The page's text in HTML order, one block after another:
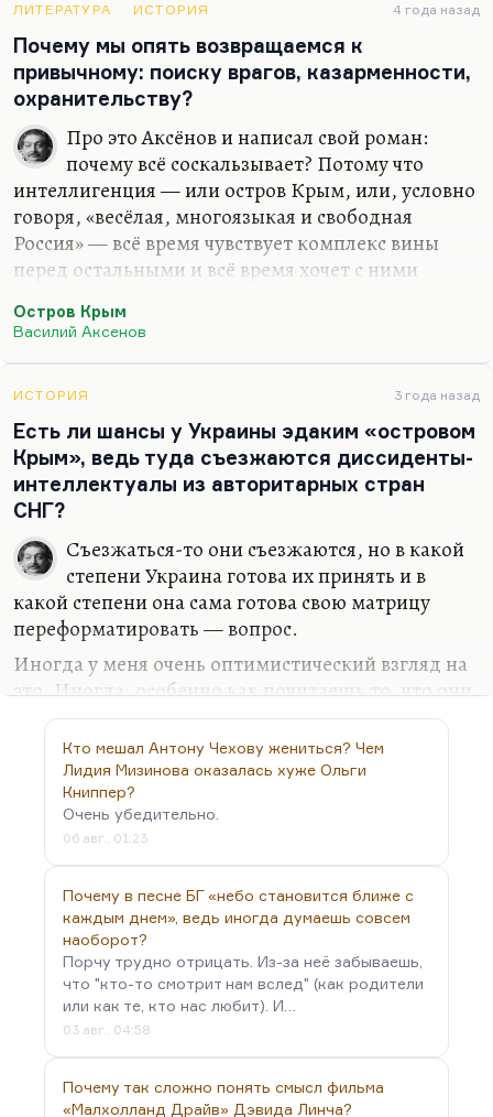
блаженное разворачивание за спиной крыльев. У
него была такая манера, такая попытка. Если,
скажем, мир американской готики погружён во
зло и в триллер, то мир Аксёнова погружён в
божественный абсурд, и за рамками сюжета этот
абсурд сразу…
ЛИТЕРАТУРА ИСТОРИЯ 4 года назад
Почему мы опять возвращаемся к
привычному: поиску врагов, казарменности,
охранительству?
Про это Аксёнов и написал свой роман:
почему всё соскальзывает? Потому что
интеллигенция — или остров Крым, или, условно
говоря, «весёлая, многоязыкая и свободная
Россия» — всё время чувствует комплекс вины
перед остальными и всё время хочет с ними
надо, что острову Крым не надо сливаться с
и, пожалуй, самый оптимистический герой там
Маста Фа — великий космополит.
Остров Крым
Василий Аксенов
ИСТОРИЯ 3 года назад
Есть ли шансы у Украины эдаким «островом
Крым», ведь туда съезжаются диссиденты-
интеллектуалы из авторитарных стран
СНГ?
Съезжаться-то они съезжаются, но в какой
степени Украина готова их принять и в
какой степени она сама готова свою матрицу
переформатировать — вопрос.
Иногда у меня очень оптимистический взгляд на
это. Иногда, особенно как почитаешь то, что они
пишут о России, видна какая-то совершенно
непонятная злоба, направленная на всё русское
абсолютно (что, по-моему, всё-таки является
неким перебором даже в условиях ныне идущей
войны). Мне обидно за русскую литературу, за
русское сознание, которое объявляется тотально
рабским. Всё-таки это одной краски. Я могу
понять механизмы, по которым это происходит,
но количество озлобленных дураков, конечно,
зашкаливает. Это нормально, это бывает.…
Кто мешал Антону Чехову жениться? Чем
Лидия Мизинова оказалась хуже Ольги
Книппер?
Очень убедительно.
06 авг., 01:23
Почему в песне БГ «небо становится ближе с
каждым днем», ведь иногда думаешь совсем
наоборот?
Порчу трудно отрицать. Из-за неё забываешь,
что "кто-то смотрит нам вслед" (как родители
или как те, кто нас любит). И…
03 авг., 04:58
Почему так сложно понять смысл фильма
«Малхолланд Драйв» Дэвида Линча?